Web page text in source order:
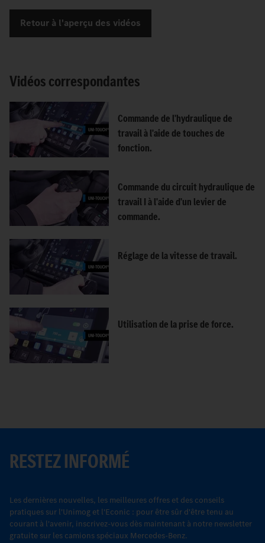
Retour à l'aperçu des vidéos
Vidéos correspondantes
Commande de l'hydraulique de
travail à l'aide de touches de
fonction.
Commande du circuit hydraulique de
travail I à l'aide d'un levier de
commande.
Réglage de la vitesse de travail.
Utilisation de la prise de force.
RESTEZ INFORMÉ
Les dernières nouvelles, les meilleures offres et des conseils
pratiques sur l'Unimog et l'Econic : pour être sûr d'être tenu au
courant à l'avenir, inscrivez-vous dès maintenant à notre newsletter
gratuite sur les camions spéciaux Mercedes-Benz.